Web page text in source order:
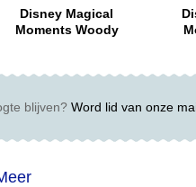
Disney Magical
Moments Woody
blijven?Word lid van onze